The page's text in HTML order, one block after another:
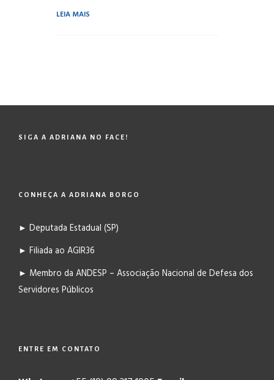
LEIA MAIS
SIGA A ADRIANA NO FACE!
CONHEÇA A ADRIANA BORGO
► Deputada Estadual (SP)
► Filiada ao AGIR36
► Membro da ANDESP – Associação Nacional de Defesa dos
Servidores Públicos
ENTRE EM CONTATO